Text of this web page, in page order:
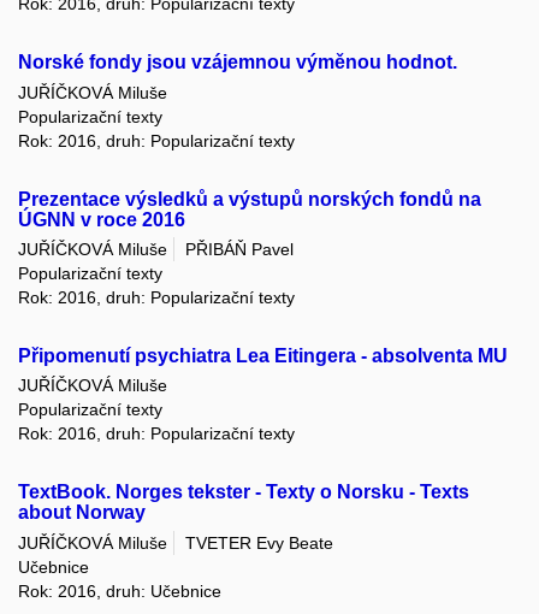
Rok: 2016, druh: Popularizační texty
Norské fondy jsou vzájemnou výměnou hodnot.
JUŘÍČKOVÁ Miluše
Popularizační texty
Rok: 2016, druh: Popularizační texty
Prezentace výsledků a výstupů norských fondů na
ÚGNN v roce 2016
JUŘÍČKOVÁ Miluše
PŘIBÁŇ Pavel
Popularizační texty
Rok: 2016, druh: Popularizační texty
Připomenutí psychiatra Lea Eitingera - absolventa MU
JUŘÍČKOVÁ Miluše
Popularizační texty
Rok: 2016, druh: Popularizační texty
TextBook. Norges tekster - Texty o Norsku - Texts
about Norway
JUŘÍČKOVÁ Miluše
TVETER Evy Beate
Učebnice
Rok: 2016, druh: Učebnice